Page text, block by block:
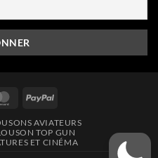
MasterCardPayPal
AVIATEURS
TOP GUN
ET CINÉMA